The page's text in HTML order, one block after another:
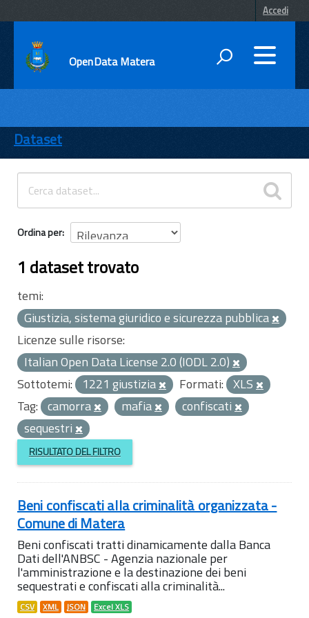
Accedi
OpenData Matera
ENTI
TEMI
INFORMAZIONI
Dataset
Ordina per
1 dataset trovato
temi:
Giustizia, sistema giuridico e sicurezza pubblica
Licenze sulle risorse:
Italian Open Data License 2.0 (IODL 2.0)
Sottotemi:
1221 giustizia Formati: XLS
Tag: camorra mafia
confiscati
sequestri
RISULTATO DEL FILTRO
Beni confiscati alla criminalità organizzata -
Comune di Matera
Beni confiscati tratti dinamicamente dalla Banca
Dati dell'ANBSC - Agenzia nazionale per
l'amministrazione e la destinazione dei beni
sequestrati e confiscati alla criminalità...
CSV XML JSON Excel XLS